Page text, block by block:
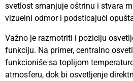
svetlost smanjuje oštrinu i stvara
vizuelni odmor i podsticajući
Važno je razmotriti i poziciju
funkciju. Na primer, centralno
funkcioniše sa toplijom
atmosferu, dok bi osvetljenje